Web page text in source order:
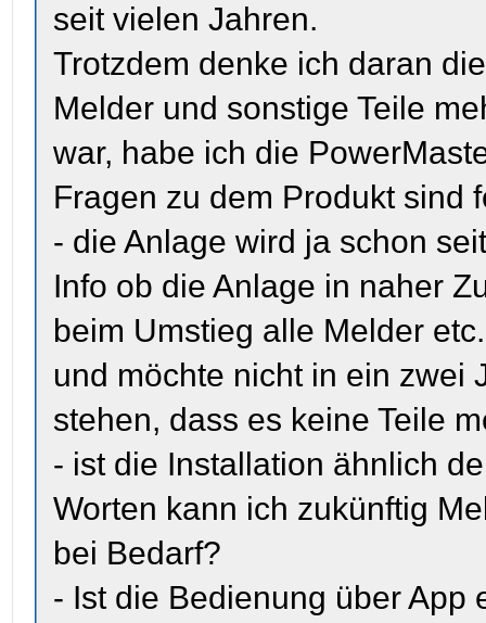
seit vielen Jahren.
Trotzdem denke ich daran
Melder und sonstige Teile
war, habe ich die
Fragen zu dem Produkt sind
- die Anlage wird ja schon
Info ob die Anlage in naher
beim Umstieg alle Melder
und möchte nicht in ein zwei
stehen, dass es keine Teile
- ist die Installation ähnlich
Worten kann ich zukünftig
bei Bedarf?
- Ist die Bedienung über App